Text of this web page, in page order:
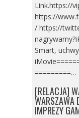
Link.https://
https://
/ https://
Smart,
=========…
[RELACJA]
WARSZAWA
IMPREZY